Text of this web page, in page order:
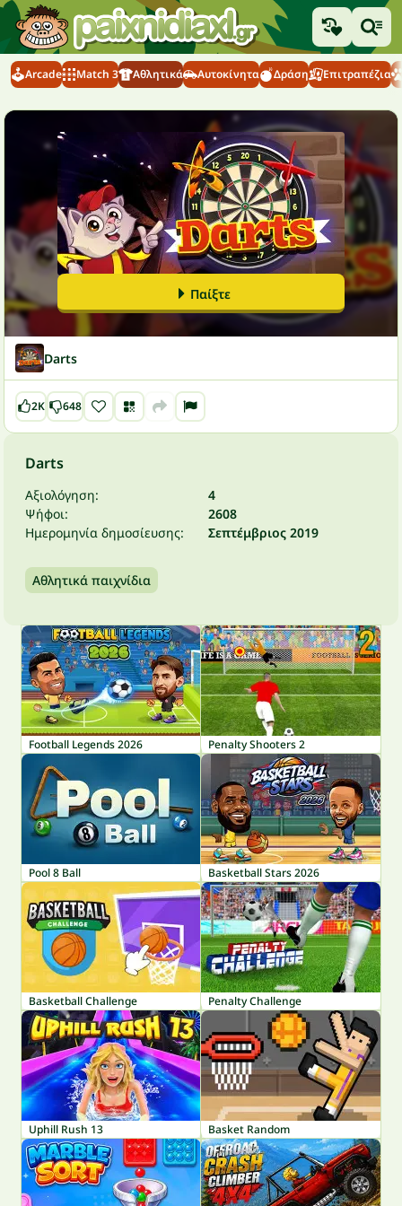
Arcade Match 3 Αθλητικά Αυτοκίνητα Δράση Επιτραπέζια
Παίξτε
Darts
2K 648
Darts
Αξιολόγηση:
4
Ψήφοι:
2608
Ημερομηνία δημοσίευσης:
Σεπτέμβριος 2019
Αθλητικά παιχνίδια
Football Legends 2026 Penalty Shooters 2
Pool 8 Ball Basketball Stars 2026
Basketball Challenge Penalty Challenge
Uphill Rush 13 Basket Random